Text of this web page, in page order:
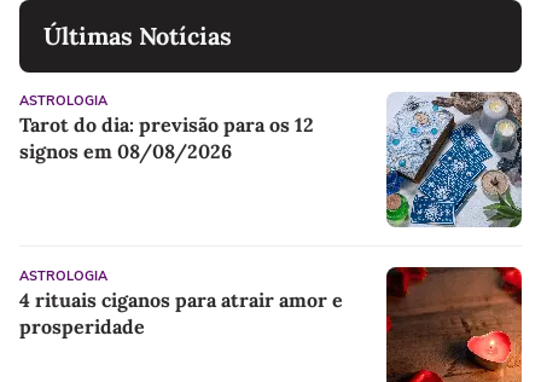
Últimas Notícias
ASTROLOGIA
Tarot do dia: previsão para os 12
signos em 08/08/2026
ASTROLOGIA
4 rituais ciganos para atrair amor e
prosperidade